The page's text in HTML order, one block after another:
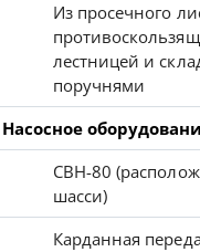
Из просечного
лестницей и
поручнями
Насосное
СВН-80
шасси)
Карданная